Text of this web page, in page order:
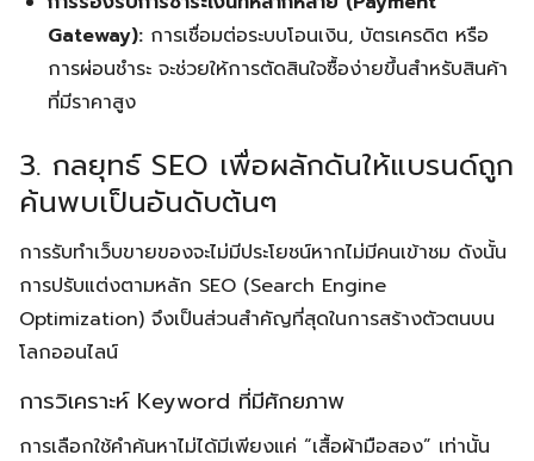
Gateway): การเชื่อมต่อระบบโอนเงิน, บัตรเครดิต หรือ
การผ่อนชำระ จะช่วยให้การตัดสินใจซื้อง่ายขึ้นสำหรับสินค้า
ที่มีราคาสูง
3. กลยุทธ์ SEO เพื่อผลักดันให้แบรนด์ถูก
ค้นพบเป็นอันดับต้นๆ
การรับทำเว็บขายของจะไม่มีประโยชน์หากไม่มีคนเข้าชม ดังนั้น
การปรับแต่งตามหลัก SEO (Search Engine
Optimization) จึงเป็นส่วนสำคัญที่สุดในการสร้างตัวตนบน
โลกออนไลน์
การวิเคราะห์ Keyword ที่มีศักยภาพ
การเลือกใช้คำค้นหาไม่ได้มีเพียงแค่ “เสื้อผ้ามือสอง” เท่านั้น